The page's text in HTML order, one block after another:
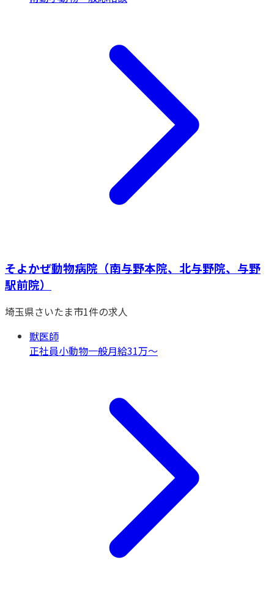
そよかぜ動物病院（南与野本院、北与野院、与野
駅前院）
埼玉県さいたま市1件の求人
獣医師
正社員小動物一般月給31万〜